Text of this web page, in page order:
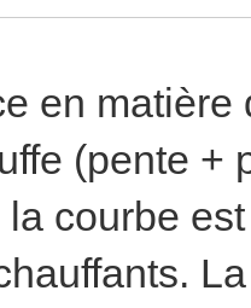
en
(pente +
courbe